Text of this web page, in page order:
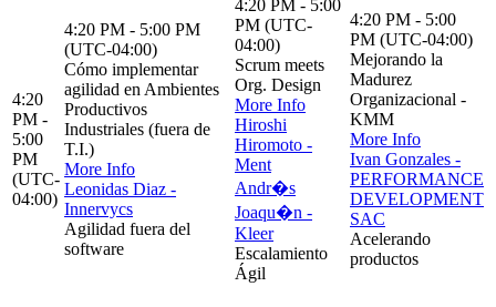
4:20
PM -
5:00
PM
(UTC-
04:00)
4:20 PM - 5:00 PM
(UTC-04:00)
Cómo implementar
agilidad en Ambientes
Productivos
Industriales (fuera de
T.I.)
More Info
Leonidas Diaz -
Innervycs
Agilidad fuera del
software
4:20 PM - 5:00
PM (UTC-
04:00)
Scrum meets
Org. Design
More Info
Hiroshi
Hiromoto -
Ment
Andr�s
Joaqu�n -
Kleer
Escalamiento
Ágil
4:20 PM - 5:00
PM (UTC-04:00)
Mejorando la
Madurez
Organizacional -
KMM
More Info
Ivan Gonzales -
PERFORMANCE
DEVELOPMENT
SAC
Acelerando
productos